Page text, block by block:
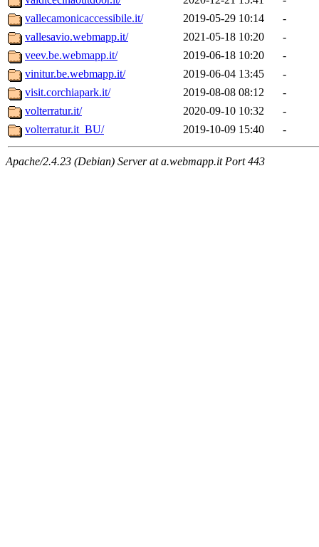
vallecamonicaccessibile.it/
2019-05-29 10:14
-
vallesavio.webmapp.it/
2021-05-18 10:20
-
veev.be.webmapp.it/
2019-06-18 10:20
-
vinitur.be.webmapp.it/
2019-06-04 13:45
-
visit.corchiapark.it/
2019-08-08 08:12
-
volterratur.it/
2020-09-10 10:32
-
volterratur.it_BU/
2019-10-09 15:40 -
Apache/2.4.23 (Debian) Server at a.webmapp.it Port 443